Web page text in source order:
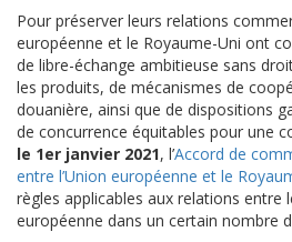
Pour préserver leurs relations
européenne et le Royaume-Uni ont
de libre-échange ambitieuse sans
les produits, de mécanismes de
douanière, ainsi que de dispositions
de concurrence équitables pour une
le 1er janvier 2021, l’Accord de
entre l’Union européenne et le
règles applicables aux relations entre
européenne dans un certain nombre